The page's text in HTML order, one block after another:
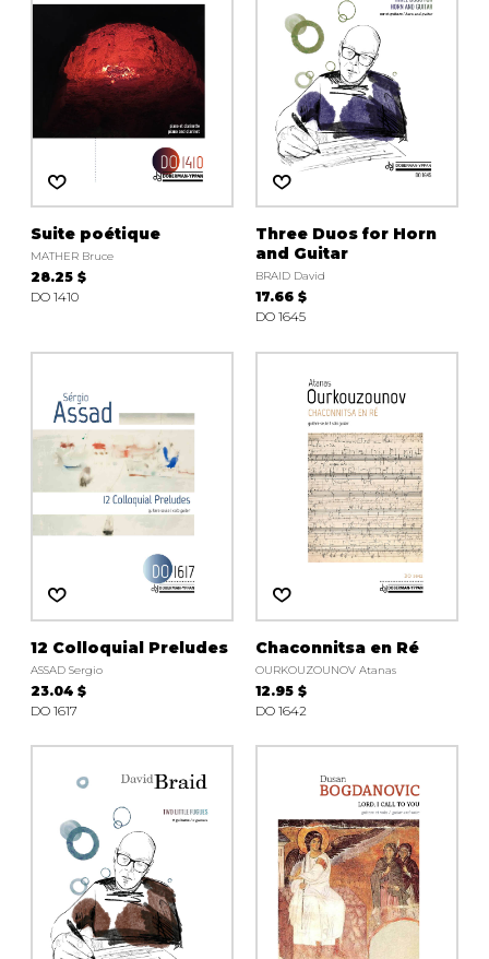
Suite poétique
MATHER Bruce
28.25 $
DO 1410
Three Duos for Horn
and Guitar
BRAID David
17.66 $
DO 1645
12 Colloquial Preludes
ASSAD Sergio
23.04 $
DO 1617
Chaconnitsa en Ré
OURKOUZOUNOV Atanas
12.95 $
DO 1642